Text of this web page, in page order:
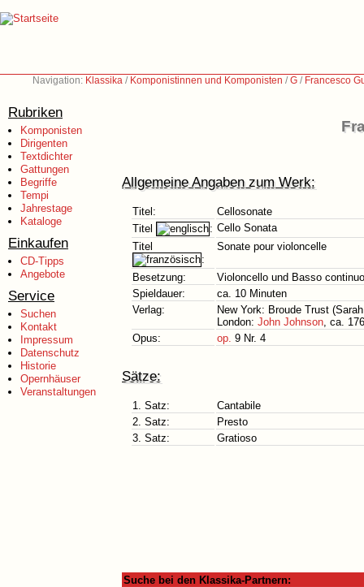
Navigation: Klassika / Komponistinnen und Komponisten /G / Francesco
Rubriken
Komponisten
Dirigenten
Textdichter
Gattungen
Begriffe
Tempi
Jahrestage
Kataloge
Einkaufen
CD-Tipps
Angebote
Service
Suchen
Kontakt
Impressum
Datenschutz
Historie
Opernhäuser
Veranstaltungen
Allgemeine Angaben zum Werk:
Titel:
Cellosonate
Titel
: Cello Sonata
Titel
:
Sonate pour violoncelle
Besetzung:
Violoncello und Basso
Spieldauer:
ca. 10 Minuten
Verlag:
New York: Broude Trust
London: John Johnson, ca.
Opus:
op. 9 Nr. 4
Sätze:
1. Satz:
Cantabile
2. Satz:
Presto
3. Satz:
Gratioso
Suche bei den Klassika-Partnern: